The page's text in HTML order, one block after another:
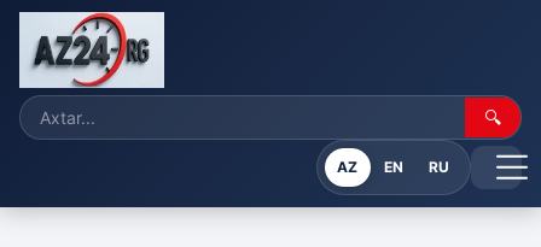
🔍
AZ EN RU